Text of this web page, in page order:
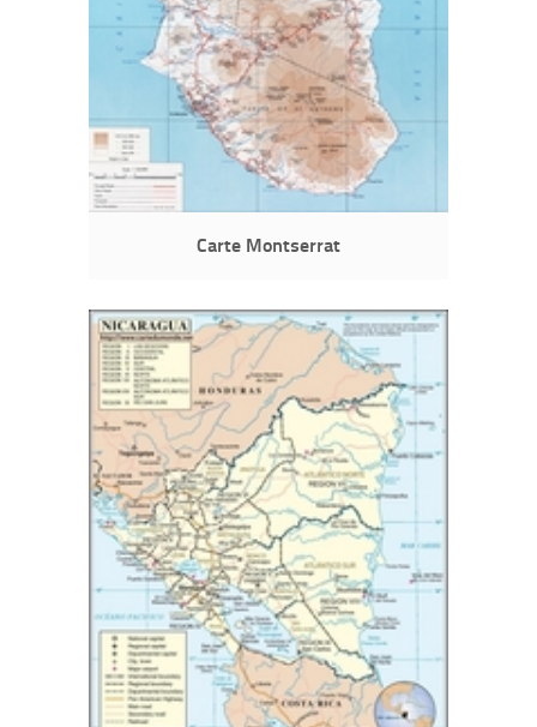
Carte Montserrat